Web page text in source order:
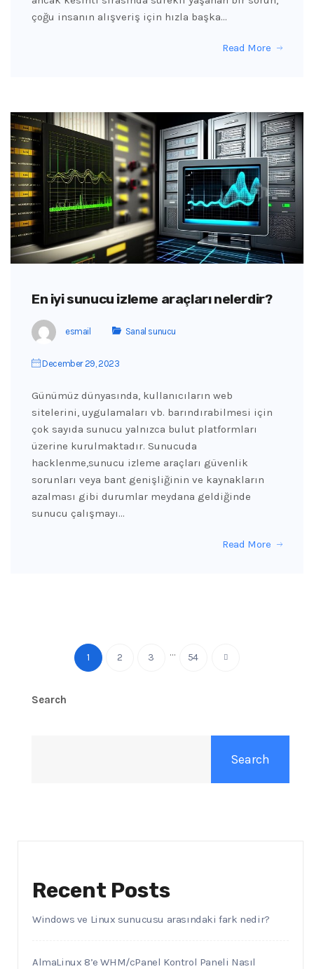
çoğu insanın alışveriş için hızla başka…
Read More
En iyi sunucu izleme araçları nelerdir?
esmail Sanal sunucu
December 29, 2023
Günümüz dünyasında, kullanıcıların web
sitelerini, uygulamaları vb. barındırabilmesi için
çok sayıda sunucu yalnızca bulut platformları
üzerine kurulmaktadır. Sunucuda
hacklenme,sunucu izleme araçları güvenlik
sorunları veya bant genişliğinin ve kaynakların
azalması gibi durumlar meydana geldiğinde
sunucu çalışmayı…
Read More
1 2 3 … 54
Search
Search
Recent Posts
Windows ve Linux sunucusu arasındaki fark nedir?
AlmaLinux 8’e WHM/cPanel Kontrol Paneli Nasıl